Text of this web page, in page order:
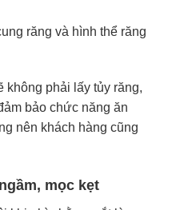
răng và hình thể răng
phải lấy tủy răng,
bảo chức năng ăn
nên khách hàng cũng
mọc kẹt